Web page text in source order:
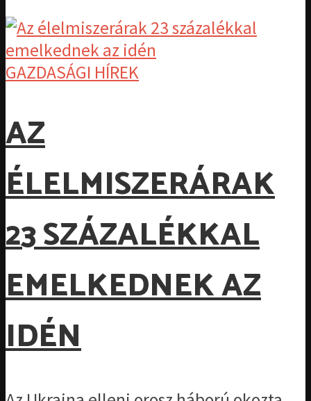
GAZDASÁGI HÍREK
AZ
ÉLELMISZERÁRAK
23 SZÁZALÉKKAL
EMELKEDNEK AZ
IDÉN